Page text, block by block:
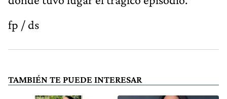
fp / ds
TAMBIÉN TE PUEDE INTERESAR